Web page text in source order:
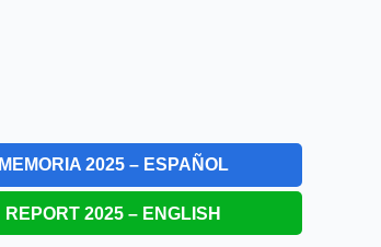
MEMORIA 2025 – ESPAÑOL
REPORT 2025 – ENGLISH